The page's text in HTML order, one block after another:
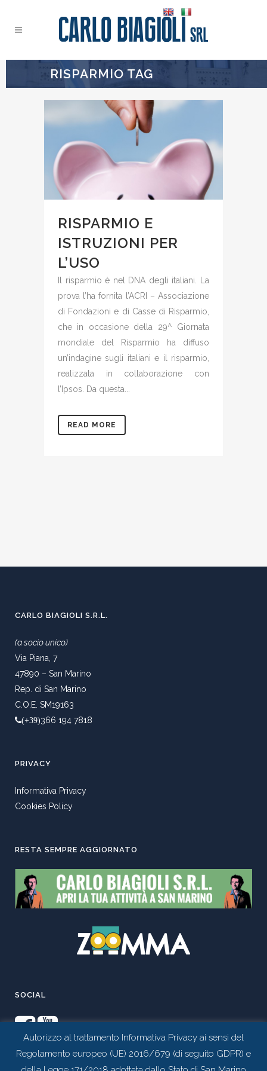
RISPARMIO TAG
RISPARMIO E
ISTRUZIONI PER
L’USO
Il risparmio è nel DNA degli italiani. La
prova l’ha fornita l’ACRI – Associazione
di Fondazioni e di Casse di Risparmio,
che in occasione della 29^ Giornata
mondiale del Risparmio ha diffuso
un’indagine sugli italiani e il risparmio,
realizzata in collaborazione con
l’Ipsos. Da questa...
READ MORE
CARLO BIAGIOLI S.R.L.
(a socio unico)
Via Piana, 7
47890 – San Marino
Rep. di San Marino
C.O.E. SM19163
(+39)366 194 7818
PRIVACY
Informativa Privacy
Cookies Policy
RESTA SEMPRE AGGIORNATO
SOCIAL
Autorizzo al trattamento Informativa Privacy ai sensi del
Regolamento europeo (UE) 2016/679 (di seguito GDPR) e